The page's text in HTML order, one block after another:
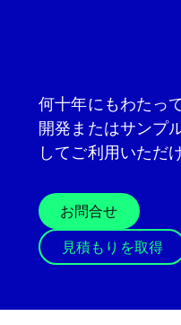
何十年にもわたっ
開発またはサンプ
してご利用いただ
お問合せ
見積もりを取得